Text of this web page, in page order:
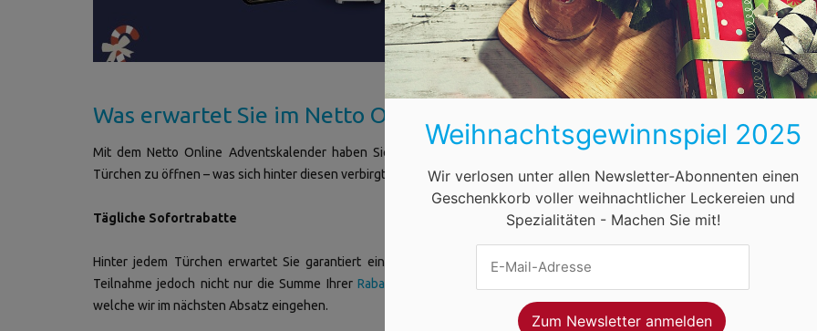
Was erwartet Sie im Netto Online Adventskalender?
Mit dem Netto Online Adventskalender haben Sie die Möglichkeit, bis zum Weihnachtsabend jeden Tag ein neues
Türchen zu öffnen – was sich hinter diesen verbirgt, haben wir Ihnen untenstehend aufgelistet:
Tägliche Sofortrabatte
Hinter jedem Türchen erwartet Sie garantiert ein Sofortrabatt, und das jeden Tag. Sie erhöhen durch Ihre tägliche
Teilnahme jedoch nicht nur die Summe Ihrer Rabatte
welche wir im nächsten Absatz eingehen.
Weihnachtsgewinnspiel 2025
Wir verlosen unter allen Newsletter-Abonnenten einen
Geschenkkorb voller weihnachtlicher Leckereien und
Spezialitäten - Machen Sie mit!